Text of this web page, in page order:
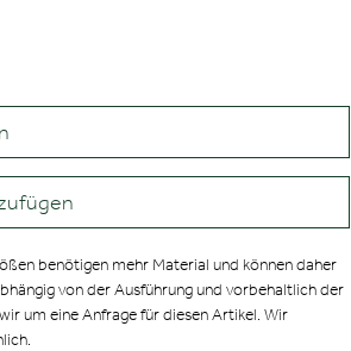
benötigen mehr Material und können daher
von der Ausführung und vorbehaltlich der
um eine Anfrage für diesen Artikel. Wir